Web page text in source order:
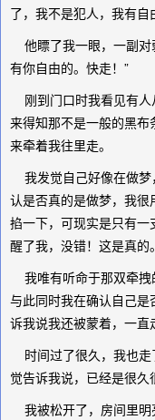
了，我不是犯人，我有自
他瞟了我一眼，一副对
有你自由的。快走！”
刚到门口时我看见有人
来得知那不是一般的黑
来牵着我往里走。
我发觉自己好像在做梦
认是否真的是做梦，我
掐一下，可现实是只有
醒了我，没错！这是真的
我唯有听命于那双牵拽
与此同时我在确认自己
诉我说我还被蒙着，一直
时间过了很久，我也走
觉告诉我说，已经是很久
我被松开了，房间里明